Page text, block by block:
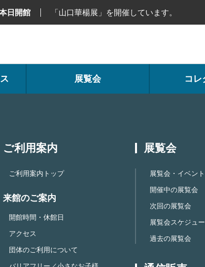
日開館 「山口華楊展」を開催しています。
展覧会 コレ
ご利用案内
ご利用案内トップ
来館のご案内
開館時間・休館日
アクセス
団体のご利用について
展覧会
展覧会・イベン
開催中の展覧会
次回の展覧会
展覧会スケジュ
過去の展覧会